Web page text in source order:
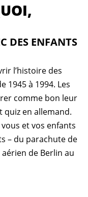
DES EN­FANTS
l’histoire des
1945 à 1994. Les
comme bon leur
quiz en allemand.
et vos enfants
– du parachute de
de Berlin au